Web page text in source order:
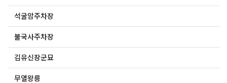
석굴암주차장
불국사주차장
김유신장군묘
무열왕릉